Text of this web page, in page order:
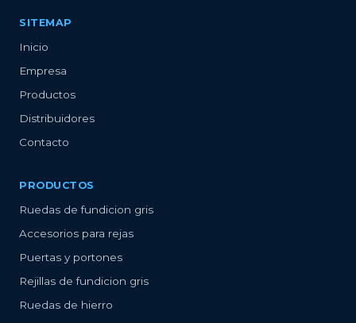
SITEMAP
Inicio
Empresa
Productos
Distribuidores
Contacto
PRODUCTOS
Ruedas de fundicion gris
Accesorios para rejas
Puertas y portones
Rejillas de fundicion gris
Ruedas de hierro